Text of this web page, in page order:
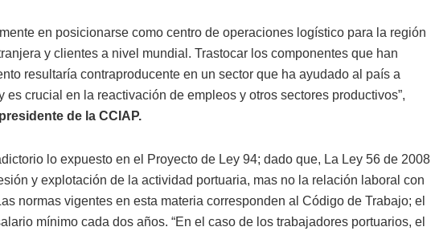
en posicionarse como centro de operaciones logístico para la región
y clientes a nivel mundial. Trastocar los componentes que han
resultaría contraproducente en un sector que ha ayudado al país a
es crucial en la reactivación de empleos y otros sectores productivos”,
de la CCIAP.
lo expuesto en el Proyecto de Ley 94; dado que, La Ley 56 de 2008
y explotación de la actividad portuaria, mas no la relación laboral con
normas vigentes en esta materia corresponden al Código de Trabajo; el
mínimo cada dos años. “En el caso de los trabajadores portuarios, el